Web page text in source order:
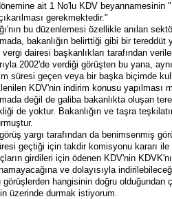
ait 1 No'lu KDV beyannamesinin
gerekmektedir."
bu düzenlemesi özellikle anılan
bakanlığın belirttiği gibi bir
vergi dairesi başkanlıkları tarafından
2002'de verdiği görüşten bu yana,
süresi geçen veya bir başka biçimde
KDV'nin indirim konusu yapılması
değil de galiba bakanlıkta oluşan
de yoktur. Bakanlığın ve taşra
yargı tarafından da benimsenmiş
geçtiği için takdir komisyonu kararı
girdileri için ödenen KDV'nin
ve dolayısıyla
görüşlerden hangisinin doğru
üzerinde durmak istiyorum.